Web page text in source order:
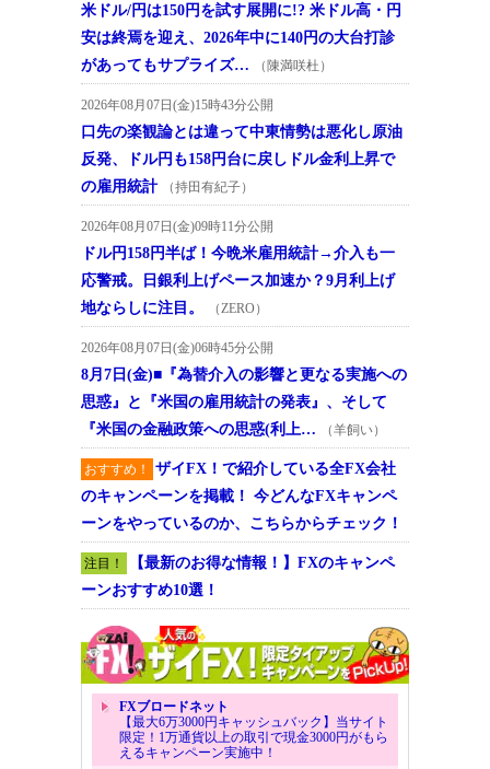
米ドル/円は150円を試す展開に!? 米ドル高・円
安は終焉を迎え、2026年中に140円の大台打診
があってもサプライズ…
（陳満咲杜）
2026年08月07日(金)15時43分公開
口先の楽観論とは違って中東情勢は悪化し原油
反発、ドル円も158円台に戻しドル金利上昇で
の雇用統計
（持田有紀子）
2026年08月07日(金)09時11分公開
ドル円158円半ば！今晩米雇用統計→介入も一
応警戒。日銀利上げペース加速か？9月利上げ
地ならしに注目。
（ZERO）
2026年08月07日(金)06時45分公開
8月7日(金)■『為替介入の影響と更なる実施への
思惑』と『米国の雇用統計の発表』、そして
『米国の金融政策への思惑(利上…
（羊飼い）
おすすめ！
ザイFX！で紹介している全FX会社
のキャンペーンを掲載！ 今どんなFXキャンペ
ーンをやっているのか、こちらからチェック！
注目！
【最新のお得な情報！】FXのキャンペ
ーンおすすめ10選！
FXブロードネット
【最大6万3000円キャッシュバック】当サイト
限定！1万通貨以上の取引で現金3000円がもら
えるキャンペーン実施中！